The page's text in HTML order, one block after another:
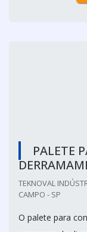
PALETE
TEKNOVAL
CAMPO - SP
O palete para